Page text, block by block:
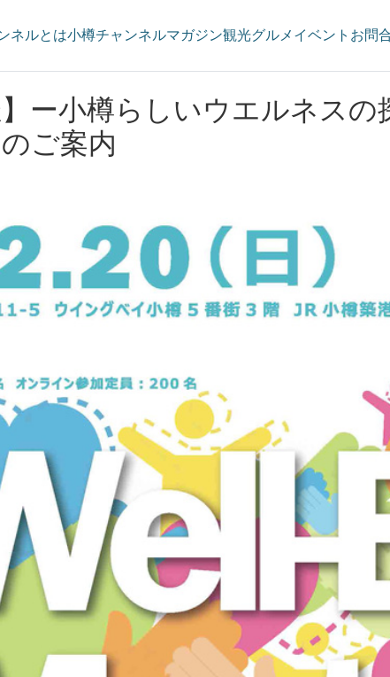
ネルとは小樽チャンネルマガジン観光グルメ イベント お問
ー小樽らしいウエルネス
ご案内